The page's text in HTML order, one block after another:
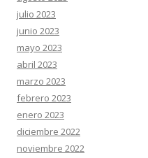
julio 2023
junio 2023
mayo 2023
abril 2023
marzo 2023
febrero 2023
enero 2023
diciembre 2022
noviembre 2022